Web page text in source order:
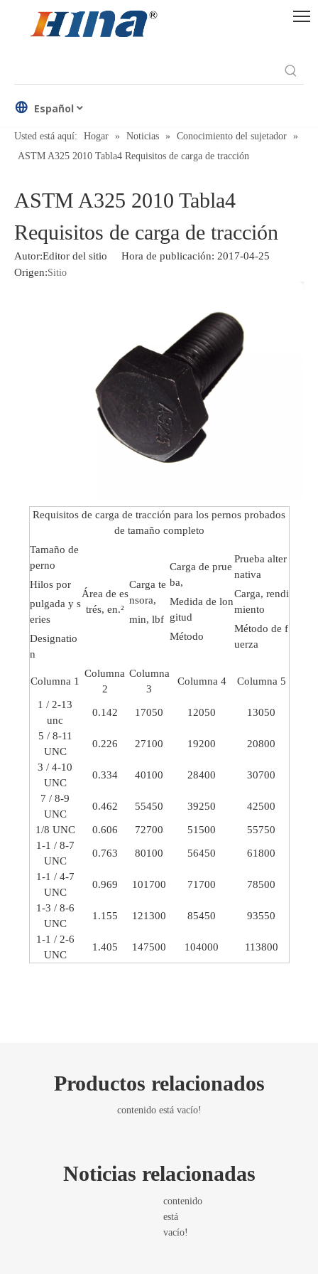
Español
Usted está aquí: Hogar » Noticias » Conocimiento del sujetador »
ASTM A325 2010 Tabla4 Requisitos de carga de tracción
ASTM A325 2010 Tabla4
Requisitos de carga de tracción
Autor:Editor del sitio Hora de publicación: 2017-04-25
Origen:Sitio
Requisitos de carga de tracción para los pernos probados
de tamaño completo
Tamaño de
perno
Hilos por
pulgada y s
eries
Designatio
n
Área de es
trés, en.²
Carga te
nsora,
min, lbf
Carga de prue
ba,
Medida de lon
gitud
Método
Prueba alter
nativa
Carga, rendi
miento
Método de f
uerza
Columna 1
Columna
2
Columna
3
Columna 4 Columna 5
1 / 2-13
unc
0.142 17050 12050 13050
5 / 8-11
UNC
0.226 27100 19200 20800
3 / 4-10
UNC
0.334 40100 28400 30700
7 / 8-9
UNC
0.462 55450 39250 42500
1/8 UNC 0.606 72700 51500
55750
1-1 / 8-7
UNC
0.763 80100 56450 61800
1-1 / 4-7
UNC
0.969 101700 71700 78500
1-3 / 8-6
UNC
1.155 121300 85450 93550
1-1 / 2-6
UNC
1.405 147500 104000 113800
Productos relacionados
contenido está vacío!
Noticias relacionadas
contenido
está
vacío!